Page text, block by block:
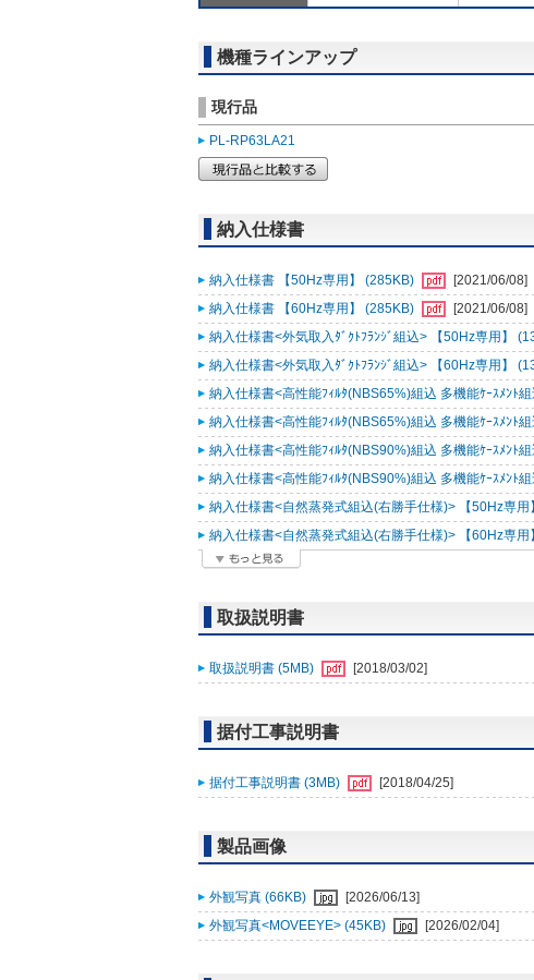
機種ラインアップ
現行品
PL-RP63LA21
納入仕様書
納入仕様書 【50Hz専用】 (285KB)
[2021/06/08]
納入仕様書 【60Hz専用】 (285KB)
[2021/06/08]
納入仕様書<外気取入ﾀﾞｸﾄﾌﾗﾝｼﾞ組込> 【50Hz専用】
納入仕様書<外気取入ﾀﾞｸﾄﾌﾗﾝｼﾞ組込> 【60Hz専用】
納入仕様書<高性能ﾌｨﾙﾀ(NBS65%)組込 多機能ｹｰｽﾒﾝﾄ
納入仕様書<高性能ﾌｨﾙﾀ(NBS65%)組込 多機能ｹｰｽﾒﾝﾄ
納入仕様書<高性能ﾌｨﾙﾀ(NBS90%)組込 多機能ｹｰｽﾒﾝﾄ
納入仕様書<高性能ﾌｨﾙﾀ(NBS90%)組込 多機能ｹｰｽﾒﾝﾄ
納入仕様書<自然蒸発式組込(右勝手仕様)> 【50Hz専用
納入仕様書<自然蒸発式組込(右勝手仕様)> 【60Hz専用
取扱説明書
取扱説明書 (5MB) [2018/03/02]
据付工事説明書
据付工事説明書 (3MB) [2018/04/25]
製品画像
外観写真 (66KB)
[2026/06/13]
外観写真<MOVEEYE> (45KB)
[2026/02/04]